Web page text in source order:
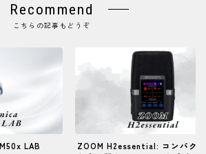
Recommend
こちらの記事もどうぞ
LAB
ZOOM H2essential: コンパク